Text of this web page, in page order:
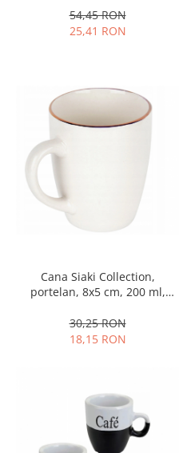
54,45 RON
25,41 RON
Cana Siaki Collection,
portelan, 8x5 cm, 200 ml,
30,25 RON
18,15 RON